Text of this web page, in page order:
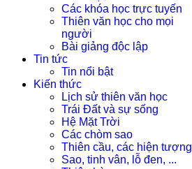
Các khóa học trực tuyến
Thiên văn học cho mọi
người
Bài giảng độc lập
Tin tức
Tin nổi bật
Kiến thức
Lịch sử thiên văn học
Trái Đất và sự sống
Hệ Mặt Trời
Các chòm sao
Thiên cầu, các hiện tượng
Sao, tinh vân, lỗ đen, ...